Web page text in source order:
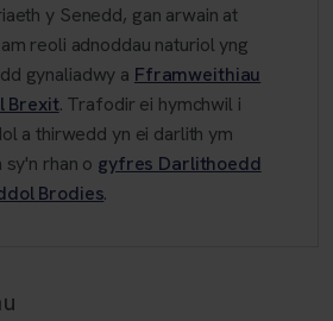
y Senedd, gan arwain at
reoli adnoddau naturiol yng
gynaliadwy a Fframweithiau
Brexit. Trafodir ei hymchwil i
a thirwedd yn ei darlith ym
rhan o gyfres Darlithoedd
Brodies.